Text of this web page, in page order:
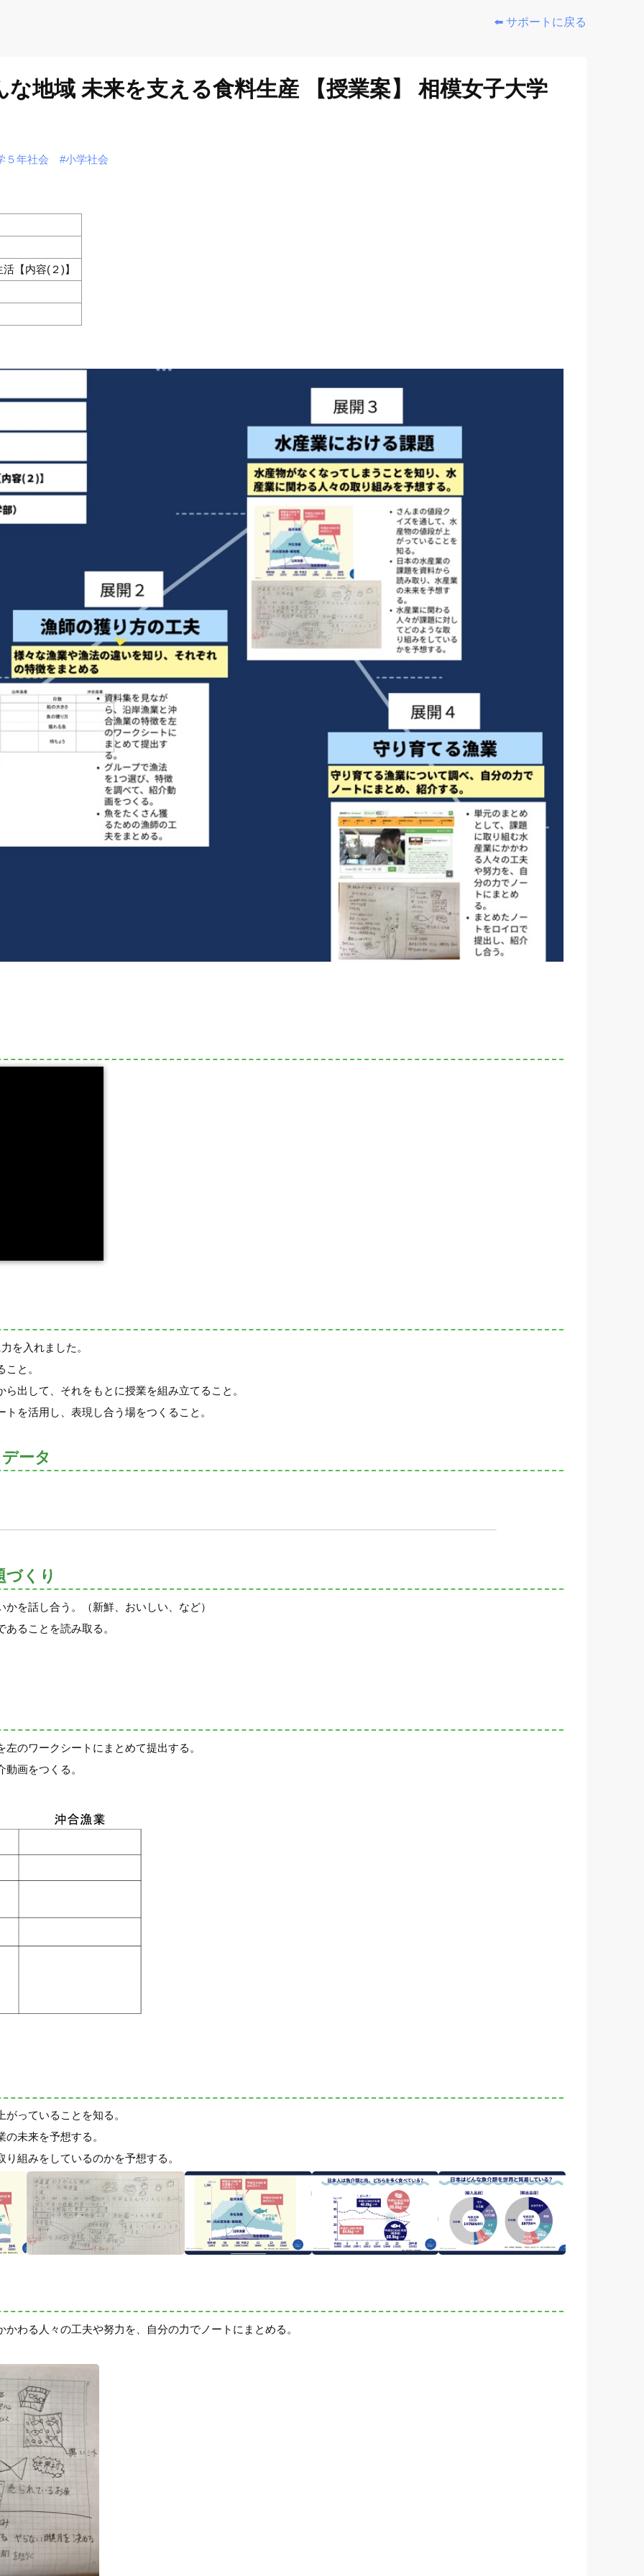
⬅️ サポートに戻る
地域 未来を支える食料生産 【授業案】 相模女子大学
５年社会 #小学社会
【内容(２)】
を入れました。
と。
出して、それをもとに授業を組み立てること。
を活用し、表現し合う場をつくること。
ータ
づくり
を話し合う。（新鮮、おいしい、など）
ることを読み取る。
のワークシートにまとめて提出する。
画をつくる。
っていることを知る。
未来を予想する。
組みをしているのかを予想する。
わる人々の工夫や努力を、自分の力でノートにまとめる。